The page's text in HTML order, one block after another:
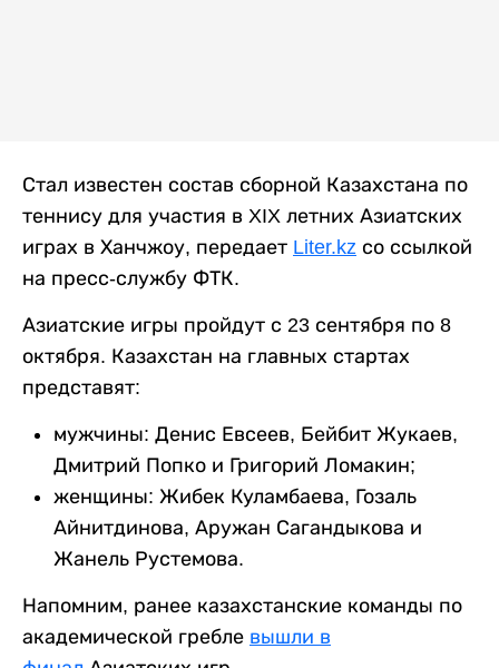
Стал известен состав сборной Казахстана по
теннису для участия в XIX летних Азиатских
играх в Ханчжоу, передает Liter.kz со ссылкой
на пресс-службу ФТК.
Азиатские игры пройдут с 23 сентября по 8
октября. Казахстан на главных стартах
представят:
мужчины: Денис Евсеев, Бейбит Жукаев,
Дмитрий Попко и Григорий Ломакин;
женщины: Жибек Куламбаева, Гозаль
Айнитдинова, Аружан Сагандыкова и
Жанель Рустемова.
Напомним, ранее казахстанские команды по
академической гребле вышли в